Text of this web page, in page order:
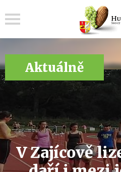
Aktuálně
V Zajícově